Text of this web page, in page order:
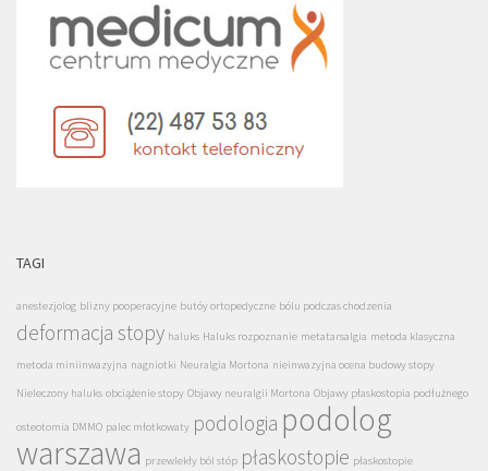
TAGI
anestezjolog blizny pooperacyjne butóy ortopedyczne bólu podczas chodzenia
deformacja stopy haluks Haluks rozpoznanie metatarsalgia metoda klasyczna
metoda miniinwazyjna nagniotki Neuralgia Mortona nieinwazyjna ocena budowy stopy
Nieleczony haluks obciążenie stopy Objawy neuralgii Mortona Objawy płaskostopia podłużnego
osteotomia DMMO palec młotkowaty podologia podolog
warszawa przewlekły ból stóp płaskostopie płaskostopie